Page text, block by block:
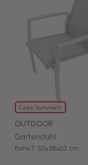
Code: Summer15
OUTDOOR
Gartenstuhl
BxHxT: 55x88x63 cm